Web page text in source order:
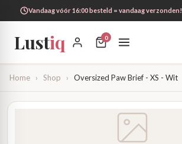
Vandaag vóór 16:00 besteld = vandaag verzonden!
Lustiq 0
Home › Shop › Oversized Paw Brief - XS - Wit